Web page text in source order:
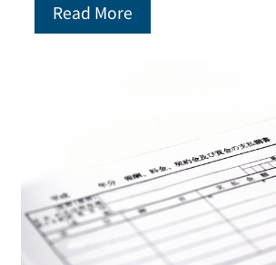
Read More